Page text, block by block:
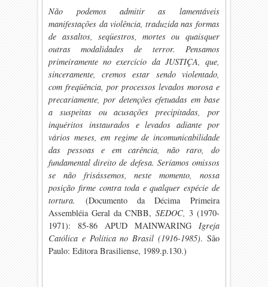
Não podemos admitir as lamentáveis
manifestações da violência, traduzida nas formas
de assaltos, seqüestros, mortes ou quaisquer
outras modalidades de terror. Pensamos
primeiramente no exercício da JUSTIÇA, que,
sinceramente, cremos estar sendo violentado,
com freqüência, por processos levados morosa e
precariamente, por detenções efetuadas em base
a suspeitas ou acusações precipitadas, por
inquéritos instaurados e levados adiante por
vários meses, em regime de incomunicabilidade
das pessoas e em carência, não raro, do
fundamental direito de defesa. Seríamos omissos
se não frisássemos, neste momento, nossa
posição firme contra toda e qualquer espécie de
tortura. (Documento da Décima Primeira
Assembléia Geral da CNBB, SEDOC, 3 (1970-
1971): 85-86 APUD MAINWARING Igreja
Católica e Política no Brasil (1916-1985). São
Paulo: Editora Brasiliense, 1989.p.130.)